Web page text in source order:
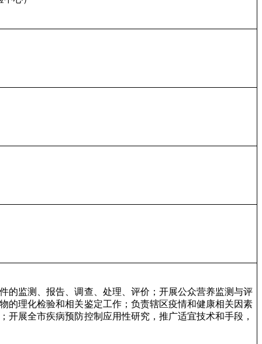
的监测、报告、调查、处理、评价；开展公众营养监测与评
的理化检验和相关鉴定工作；负责辖区疫情和健康相关因素
展全市疾病预防控制应用性研究，推广适宜技术和手段，